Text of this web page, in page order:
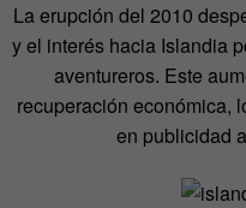
La erupción del 2010
y el interés hacia Islandia
aventureros. Este
recuperación económica,
en publicidad